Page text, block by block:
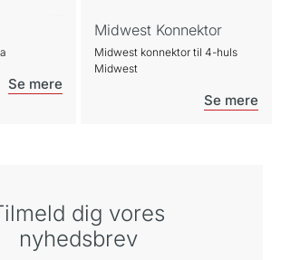
Midwest Konnektor
Midwest konnektor til 4-huls
Midwest
dig vores
nyhedsbrev